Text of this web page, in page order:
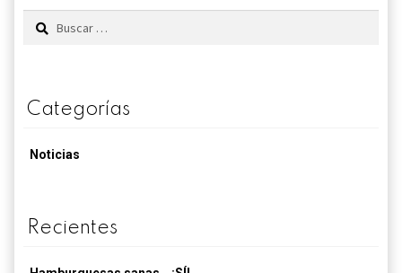
Buscar:
Categorías
Noticias
Recientes